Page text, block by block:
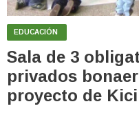
EDUCACIÓN
Sala de 3
privados
proyecto de